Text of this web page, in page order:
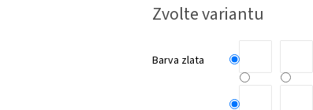
cena:
Zvolte variantu
Barva zlata